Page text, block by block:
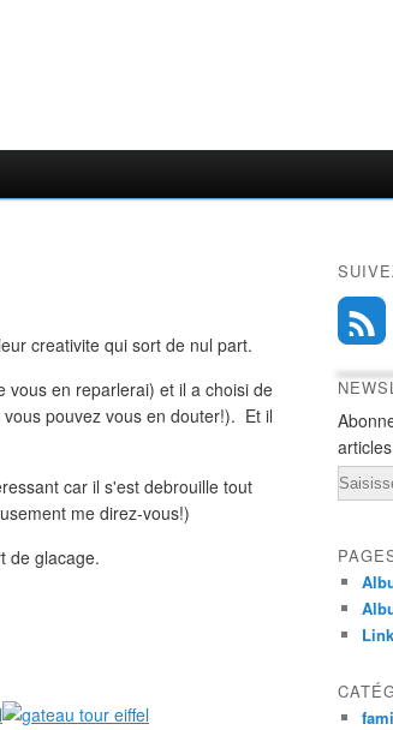
creativite qui sort de nul part.
vous en reparlerai) et il a choisi de
pouvez vous en douter!). Et il
car il s'est debrouille tout
me direz-vous!)
de glacage.
Email